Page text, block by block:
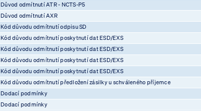
Důvod odmítnutí ATR - NCTS-P5
Důvod odmítnutí AXR
Kód důvodu odmítnutí odpisu SD
Kód důvodu odmítnutí poskytnutí dat ESD/EXS
Kód důvodu odmítnutí poskytnutí dat ESD/EXS
Kód důvodu odmítnutí poskytnutí dat ESD/EXS
Kód důvodu odmítnutí poskytnutí dat ESD/EXS
Kód důvodu odmítnutí předložení zásilky u schváleného příjemce
Dodací podmínky
Dodací podmínky